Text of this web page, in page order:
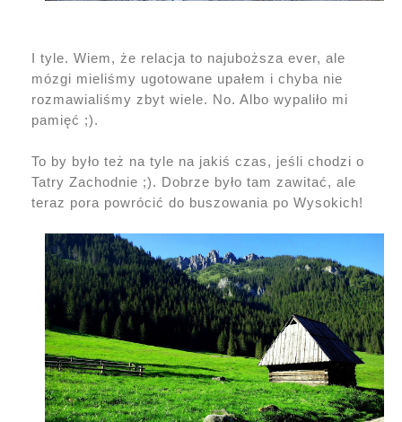
I tyle. Wiem, że relacja to najuboższa ever, ale
mózgi mieliśmy ugotowane upałem i chyba nie
rozmawialiśmy zbyt wiele. No. Albo wypaliło mi
pamięć ;).
To by było też na tyle na jakiś czas, jeśli chodzi o
Tatry Zachodnie ;). Dobrze było tam zawitać, ale
teraz pora powrócić do buszowania po Wysokich!